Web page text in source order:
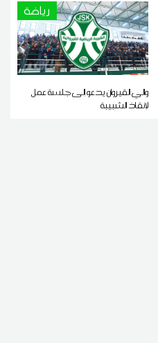
رياضة
والي القيروان يدعو إلى جلسة عمل
لإنقاذ الشبيبة